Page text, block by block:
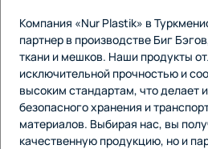
Компания «Nur Plastik» в
партнер в производстве Биг
ткани и мешков. Наши продукты
исключительной прочностью и
высоким стандартам, что делает
безопасного хранения и
материалов. Выбирая нас, вы
качественную продукцию, но и